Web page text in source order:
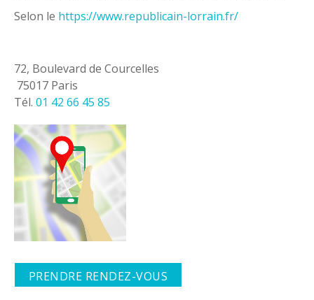
Selon le https://www.republicain-lorrain.fr/
72, Boulevard de Courcelles
75017 Paris
Tél. 01 42 66 45 85
PRENDRE RENDEZ-VOUS